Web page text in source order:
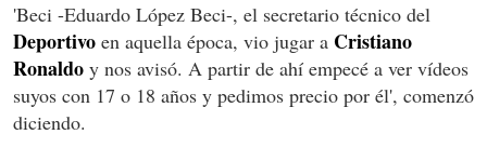
'Beci -Eduardo López Beci-, el secretario técnico del
Deportivo en aquella época, vio jugar a Cristiano
Ronaldo y nos avisó. A partir de ahí empecé a ver vídeos
suyos con 17 o 18 años y pedimos precio por él', comenzó
diciendo.